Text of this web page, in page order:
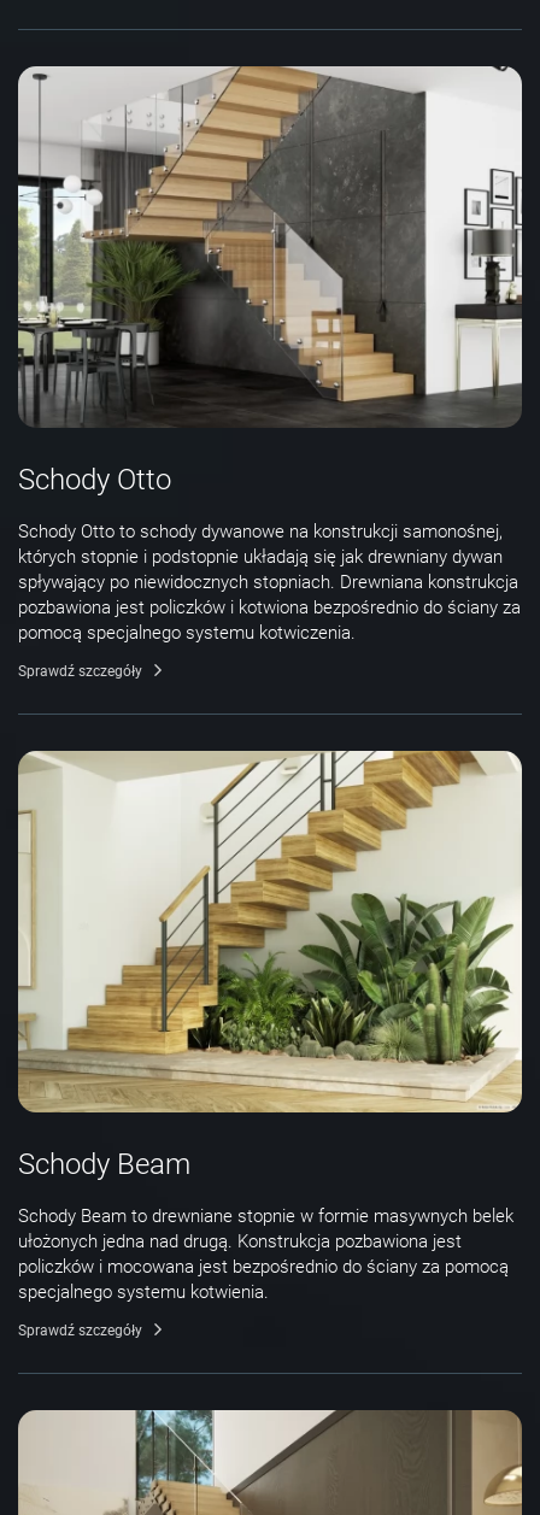
Schody Otto
Schody Otto to schody dywanowe na konstrukcji samonośnej,
których stopnie i podstopnie układają się jak drewniany dywan
spływający po niewidocznych stopniach. Drewniana konstrukcja
pozbawiona jest policzków i kotwiona bezpośrednio do ściany za
pomocą specjalnego systemu kotwiczenia.
Sprawdź szczegóły
Schody Beam
Schody Beam to drewniane stopnie w formie masywnych belek
ułożonych jedna nad drugą. Konstrukcja pozbawiona jest
policzków i mocowana jest bezpośrednio do ściany za pomocą
specjalnego systemu kotwienia.
Sprawdź szczegóły